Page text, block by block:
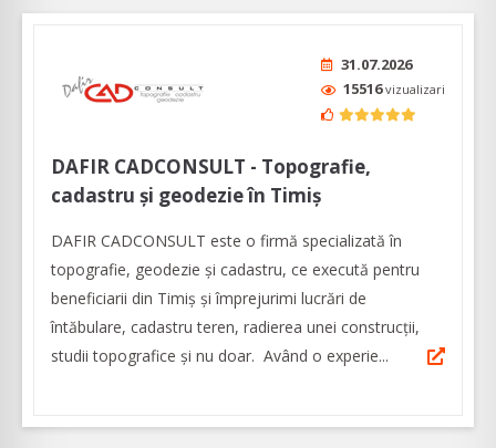
31.07.2026
15516vizualizari
DAFIR CADCONSULT - Topografie,
cadastru și geodezie în Timiș
DAFIR CADCONSULT este o firmă specializată în
topografie, geodezie și cadastru, ce execută pentru
beneficiarii din Timiș și împrejurimi lucrări de
întăbulare, cadastru teren, radierea unei construcții,
studii topografice și nu doar. Având o experie...